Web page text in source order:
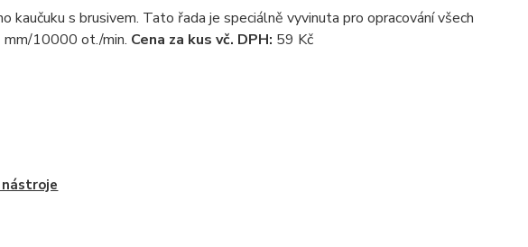
s brusivem. Tato řada je speciálně vyvinuta pro opracování všech
10000 ot./min. Cena za kus vč. DPH: 59 Kč